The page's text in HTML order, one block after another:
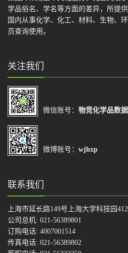
学品俗名、学名等方面的差异，所提
国内从事化学、化工、材料、生物、
员查询使用。
关注我们
微信账号： 物竞化学品数
微博账号： wjhxp
联系我们
上海市延长路149号上海大学科技园
公司总机: 021-56389801
订购电话: 4007001514
传真电话: 021-56389802